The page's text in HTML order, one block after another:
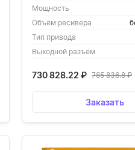
Мощность
Объём ресивера
Тип привода
Выходной разъём
730 828.22 ₽ 785 836.8₽
Заказать